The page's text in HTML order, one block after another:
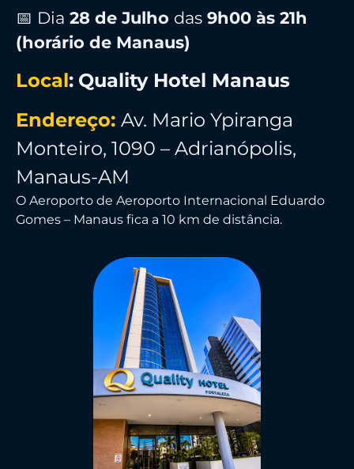
📅 Dia 28 de Julho das 9h00 às 21h
(horário de Manaus)
Local: Quality Hotel Manaus
Endereço: Av. Mario Ypiranga
Monteiro, 1090 – Adrianópolis,
Manaus-AM
O Aeroporto de Aeroporto Internacional Eduardo
Gomes – Manaus fica a 10 km de distância.